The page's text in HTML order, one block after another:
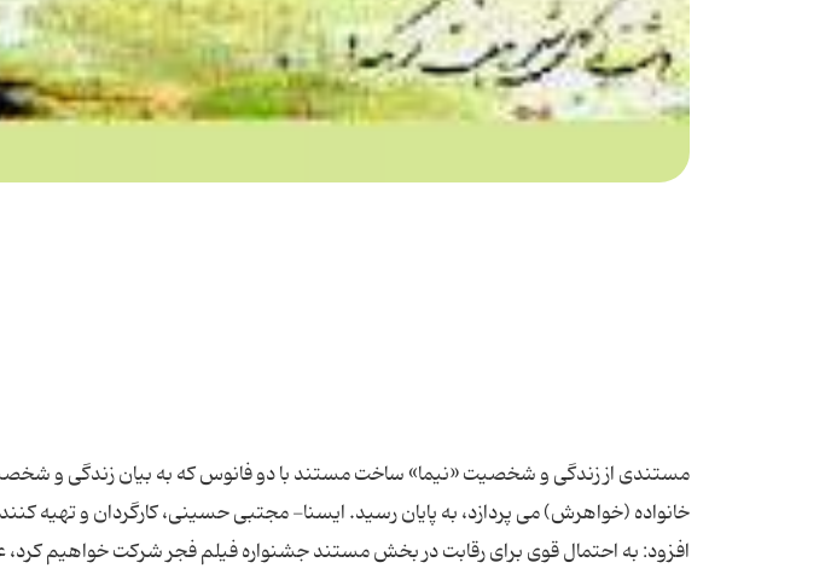
مستندی از زندگی و شخصیت «نیما» ساخت مستند با دو فانوس كه به بیان زندگی و شخصیت
خانواده (خواهرش) می پردازد، به پایان رسید. ایسنا- مجتبی حسینی، كارگردان و تهیه
افزود: به احتمال قوی برای رقابت در بخش مستند جشنواره فیلم فجر شركت خواهیم كرد،